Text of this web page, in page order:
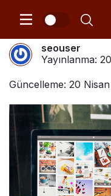
Ankara
seouser
Yayınlanma:
Güncelleme: 20